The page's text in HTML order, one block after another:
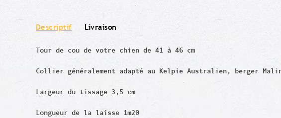
Descriptif Livraison
Tour de cou de votre chien de 41 à 46 cm
Collier généralement adapté au Kelpie Australien, berger
Largeur du tissage 3,5 cm
Longueur de la laisse 1m20